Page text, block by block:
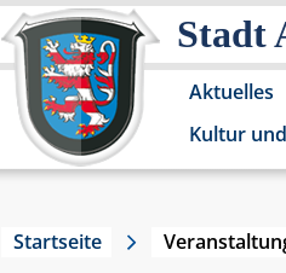
Stadt
Aktuelles
Kultur
Startseite